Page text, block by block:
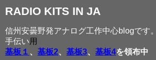
RADIO KITS IN JA
信州安曇野発アナログ工作中心blogです
手伝い用
基板１ 、 基板2、 基板3、 基板4を領布中